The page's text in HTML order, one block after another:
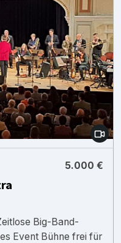
5.000 €
Big-Band-
Event Bühne frei für